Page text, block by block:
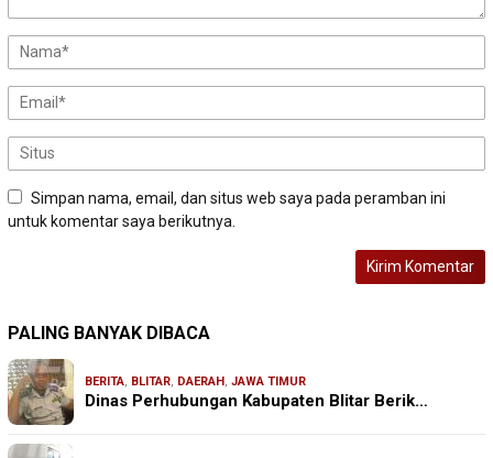
Simpan nama, email, dan situs web saya pada peramban ini
untuk komentar saya berikutnya.
PALING BANYAK DIBACA
BERITA, BLITAR, DAERAH , JAWA TIMUR
Dinas Perhubungan Kabupaten Blitar Berik…